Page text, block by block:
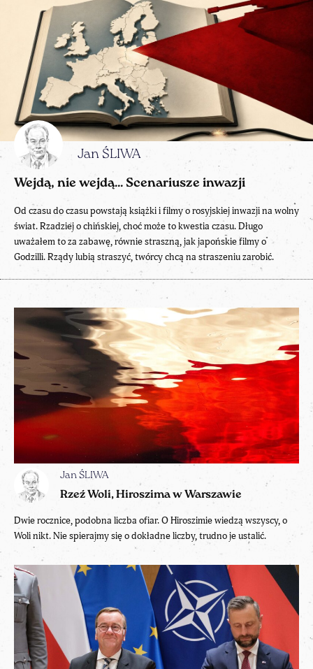
Jan ŚLIWA
Rzeź Woli, Hiroszima w Warszawie
Dwie rocznice, podobna liczba ofiar. O Hiroszimie wiedzą wszyscy, o
Woli nikt. Nie spierajmy się o dokładne liczby, trudno je ustalić.
Jan ŚLIWA
Wejdą, nie wejdą… Scenariusze inwazji
Od czasu do czasu powstają książki i filmy o rosyjskiej inwazji na wolny
świat. Rzadziej o chińskiej, choć może to kwestia czasu. Długo
uważałem to za zabawę, równie straszną, jak japońskie filmy o
Godzilli. Rządy lubią straszyć, twórcy chcą na straszeniu zarobić.